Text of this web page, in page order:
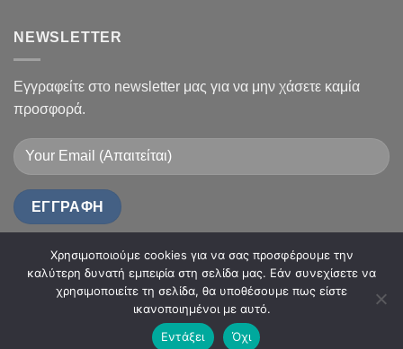
NEWSLETTER
Εγγραφείτε στο newsletter μας για να μην χάσετε καμία
προσφορά.
Copyright 2026 ©Flatsome Theme
Χρησιμοποιούμε cookies για να σας προσφέρουμε την
καλύτερη δυνατή εμπειρία στη σελίδα μας. Εάν συνεχίσετε να
χρησιμοποιείτε τη σελίδα, θα υποθέσουμε πως είστε
ικανοποιημένοι με αυτό.
Εντάξει
Όχι